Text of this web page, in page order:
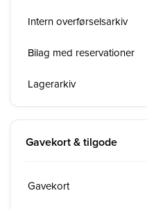
Intern overførselsarkiv
Bilag med reservationer
Lagerarkiv
Gavekort & tilgode
Gavekort